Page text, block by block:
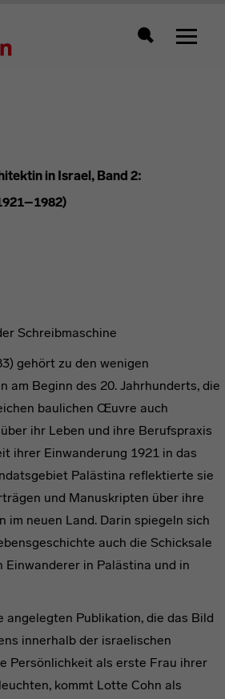
Zeigt
in Israel, Band 2:
Schreibmaschine
gehört zu den wenigen
am Beginn des 20. Jahrhunderts, die
baulichen Œuvre auch
ihr Leben und ihre Berufspraxis
ihrer Einwanderung 1921 in das
Palästina reflektierte sie
und Manuskripten über ihre
im neuen Land. Darin spiegeln sich
auch die Schicksale
Einwanderer in Palästina und in
angelegten Publikation, die das Bild
innerhalb der israelischen
Persönlichkeit als erste Frau ihrer
kommt Lotte Cohn als